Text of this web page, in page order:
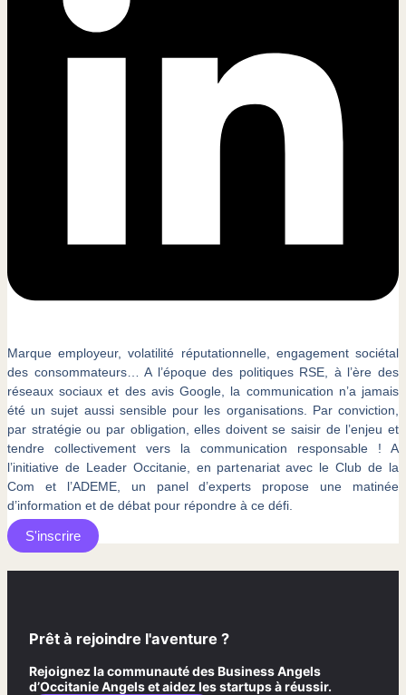
Marque employeur, volatilité réputationnelle, engagement sociétal
des consommateurs… A l’époque des politiques RSE, à l’ère des
réseaux sociaux et des avis Google, la communication n’a jamais
été un sujet aussi sensible pour les organisations. Par conviction,
par stratégie ou par obligation, elles doivent se saisir de l’enjeu et
tendre collectivement vers la communication responsable ! A
l’initiative de Leader Occitanie, en partenariat avec le Club de la
Com et l’ADEME, un panel d’experts propose une matinée
d’information et de débat pour répondre à ce défi.
S'inscrire
Prêt à rejoindre l'aventure ?
Rejoignez la communauté des Business Angels
d’Occitanie Angels et aidez les startups à réussir.